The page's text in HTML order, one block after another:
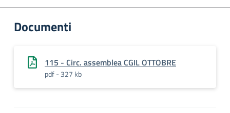
Documenti
115 - Circ. assemblea CGIL OTTOBRE
pdf - 327 kb